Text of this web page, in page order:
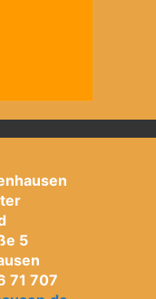
5
71 707